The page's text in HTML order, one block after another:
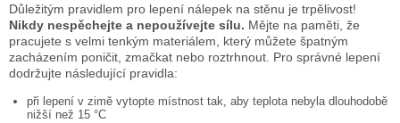
Důležitým pravidlem pro lepení nálepek na stěnu je trpělivost!
Nikdy nespěchejte a nepoužívejte sílu. Mějte na paměti, že
pracujete s velmi tenkým materiálem, který můžete špatným
zacházením poničit, zmačkat nebo roztrhnout. Pro správné lepení
dodržujte následující pravidla:
při lepení v zimě vytopte místnost tak, aby teplota nebyla dlouhodobě
nižší než 15 °C